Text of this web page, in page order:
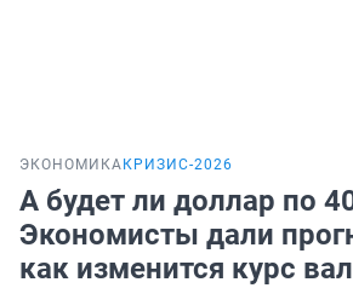
ЭКОНОМИКА КРИЗИС-2026
А будет ли доллар по
Экономисты дали
как изменится курс